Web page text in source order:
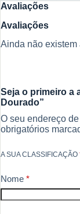
Avaliações
Avaliações
Ainda não existem
Seja o primeiro a
Dourado”
O seu endereço
obrigatórios
A SUA CLASSIFICAÇÃO
Nome *